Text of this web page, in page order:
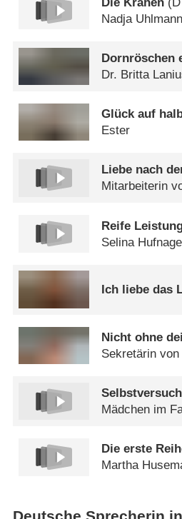
Nadja Uhlmann
Dornröschen
Dr. Britta
Glück auf
Ester
Liebe nach
Mitarbeiterin
Reife
Selina
Ich liebe das
Nicht ohne
Sekretärin
Selbstversuch
Mädchen im
Die erste
Martha